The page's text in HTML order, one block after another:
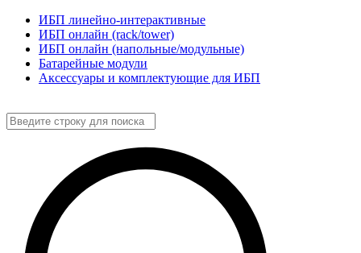
ИБП линейно-интерактивные
ИБП онлайн (rack/tower)
ИБП онлайн (напольные/модульные)
Батарейные модули
Аксессуары и комплектующие для ИБП